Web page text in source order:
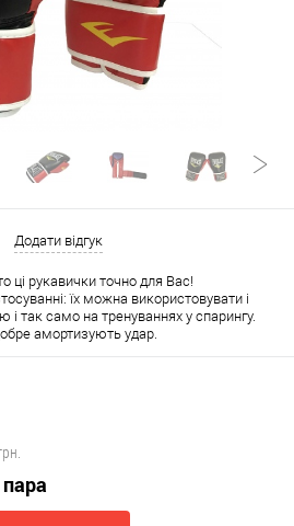
Додати відгук
ці рукавички точно для Вас!
їх можна використовувати і
так само на тренуваннях у спарингу.
амортизують удар.